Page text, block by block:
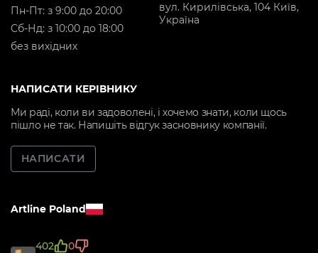
вул. Кирилівська, 104 Київ,
Україна
Пн-Пт: з 9:00 до 20:00
Cб-Нд: з 10:00 до 18:00
без вихідних
НАПИСАТИ КЕРІВНИКУ
Ми раді, коли ви задоволені, і хочемо знати, коли щось
пішло не так. Напишіть відгук засновнику компанії.
НАПИСАТИ
Artline Poland
402 0